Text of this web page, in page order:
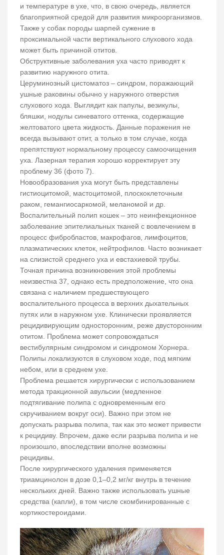
и температуре в ухе, что, в свою очередь, является
благоприятной средой для развития микроорганизмов.
Также у собак породы шарпей сужение в
проксимальной части вертикального слухового хода
может быть причиной отитов.
Обструктивные заболевания уха часто приводят к
развитию наружного отита.
Церуминозный цистоматоз – синдром, поражающий
ушные раковины обычно у наружного отверстия
слухового хода. Выглядит как папулы, везикулы,
бляшки, нодулы синеватого оттенка, содержащие
желтоватого цвета жидкость. Данные поражения не
всегда вызывают отит, а только в том случае, когда
препятствуют нормальному процессу самоочищения
уха. Лазерная терапия хорошо корректирует эту
проблему 36 (фото 7).
Новообразования уха могут быть представлены
гистиоцитомой, мастоцитомой, плоскоклеточным
раком, гемангиосаркомой, меланомой и др.
Воспалительный полип кошек – это неинфекционное
заболевание эпителиальных тканей с вовлечением в
процесс фибробластов, макрофагов, лимфоцитов,
плазматических клеток, нейтрофилов. Часто возникает
на слизистой среднего уха и евстахиевой трубы.
Точная причина возникновения этой проблемы
неизвестна 37, однако есть предположение, что она
связана с наличием предшествующего
воспалительного процесса в верхних дыхательных
путях или в наружном ухе. Клинически проявляется
рецидивирующим односторонним, реже двусторонним
отитом. Проблема может сопровождаться
вестибулярным синдромом и синдромом Хорнера.
Полипы локализуются в слуховом ходе, под мягким
небом, или в среднем ухе.
Проблема решается хирургически с использованием
метода тракционной авульсии (медленное
подтягивание полипа с одновременным его
скручиванием вокруг оси). Важно при этом не
допускать разрыва полипа, так как это может привести
к рецидиву. Впрочем, даже если разрыва полипа и не
произошло, впоследствии вполне возможны
рецидивы.
После хирургического удаления применяется
триамцинолон в дозе 0,1–0,2 мг/кг внутрь в течение
нескольких дней. Важно также использовать ушные
средства (капли), в том числе скомбинированные с
кортикостероидами.